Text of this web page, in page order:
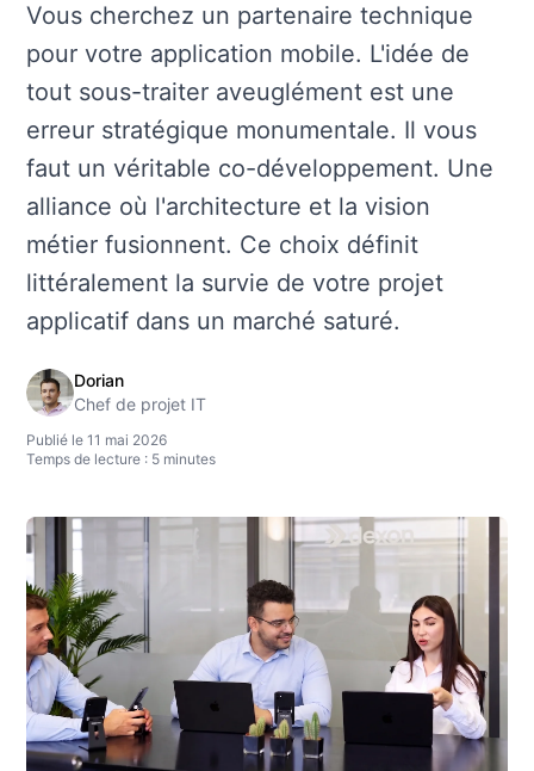
Vous cherchez un partenaire technique
pour votre application mobile. L'idée de
tout sous-traiter aveuglément est une
erreur stratégique monumentale. Il vous
faut un véritable co-développement. Une
alliance où l'architecture et la vision
métier fusionnent. Ce choix définit
littéralement la survie de votre projet
applicatif dans un marché saturé.
Dorian
Chef de projet IT
Publié le 11 mai 2026
Temps de lecture : 5 minutes